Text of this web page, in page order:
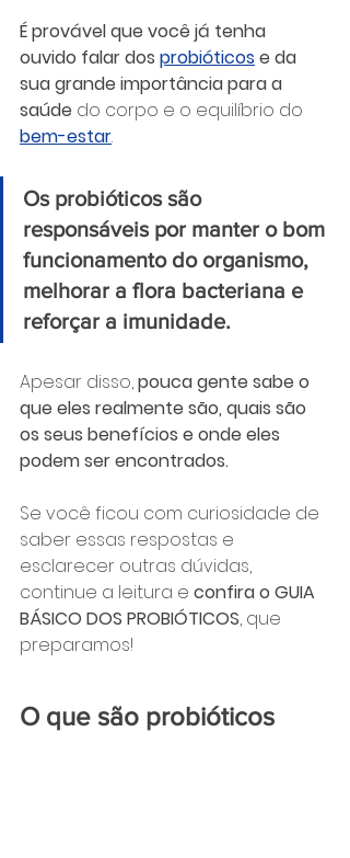
É provável que você já tenha
ouvido falar dos probióticos e da
sua grande importância para a
saúde do corpo e o equilíbrio do
bem-estar.
Os probióticos são
responsáveis por manter o bom
funcionamento do organismo,
melhorar a flora bacteriana e
reforçar a imunidade.
Apesar disso, pouca gente sabe o
que eles realmente são, quais são
os seus benefícios e onde eles
podem ser encontrados.
Se você ficou com curiosidade de
saber essas respostas e
esclarecer outras dúvidas,
continue a leitura e confira o GUIA
BÁSICO DOS PROBIÓTICOS, que
preparamos!
O que são probióticos